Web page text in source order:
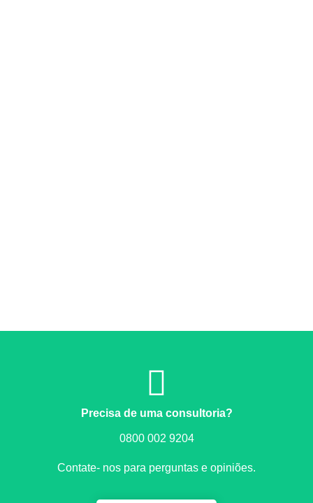
Precisa de uma consultoria?
0800 002 9204
Contate- nos para perguntas e opiniões.